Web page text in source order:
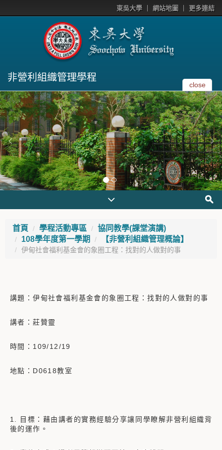
東吳大學 網站地圖 更多連結
非營利組織管理學程
close
首頁 學程活動專區
協同教學(課堂演講)
108學年度第一學期
【非營利組織管理概論】
伊甸社會福利基金會的象圈工程：找對的人做對的事
講題：伊甸社會福利基金會的象圈工程：找對的人做對的事
講者：莊贊靈
時間：109/12/19
地點：D0618教室
1. 目標：藉由講者的實務經驗分享讓同學瞭解非營利組織背
後的運作。